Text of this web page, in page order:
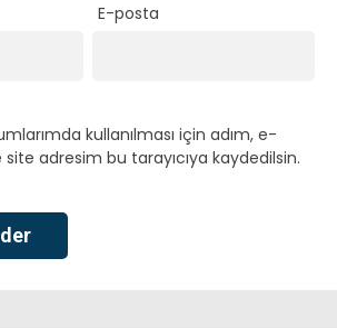
E-posta
kullanılması için adım, e-
adresim bu tarayıcıya kaydedilsin.